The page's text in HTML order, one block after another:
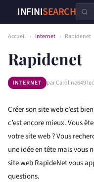
INFINISEARCH
Accueil › Internet › Rapidenet
Rapidenet
INTERNET par Caroline649
Créer son site web c’est
c’est encore mieux. Vous
votre site web ? Vous
une idée en tête mais vous
site web RapideNet vous
questions.